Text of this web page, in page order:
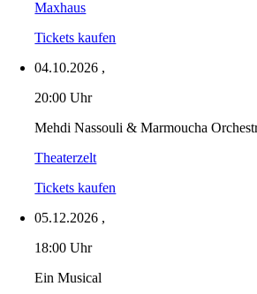
Maxhaus
Tickets kaufen
04.10.2026 ,
20:00 Uhr
Mehdi Nassouli & Marmoucha
Theaterzelt
Tickets kaufen
05.12.2026 ,
18:00 Uhr
Ein Musical